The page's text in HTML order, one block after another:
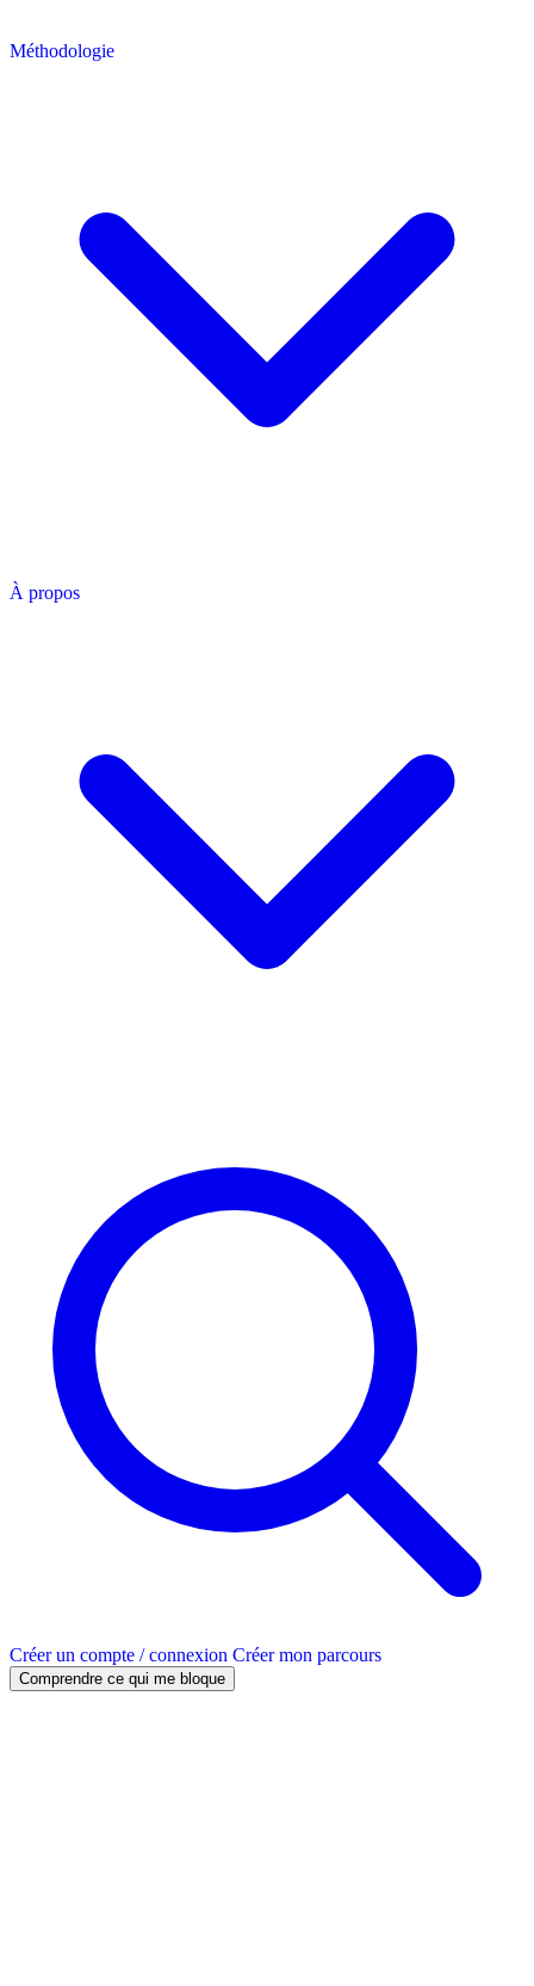
Méthodologie
À propos
Créer un compte / connexion Créer mon parcours
Comprendre ce qui me bloque